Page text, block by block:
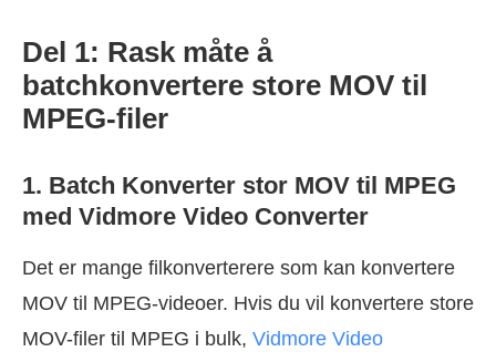
Del 1: Rask måte å
batchkonvertere store MOV til
MPEG-filer
1. Batch Konverter stor MOV til MPEG
med Vidmore Video Converter
Det er mange filkonverterere som kan konvertere
MOV til MPEG-videoer. Hvis du vil konvertere store
MOV-filer til MPEG i bulk, Vidmore Video